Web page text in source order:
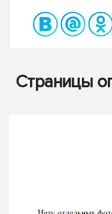
Страницы